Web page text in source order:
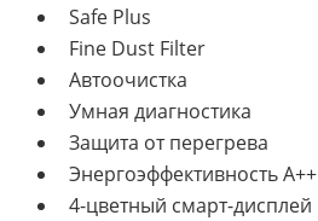
Safe Plus
Fine Dust Filter
Автоочистка
Умная диагностика
Защита от перегрева
Энергоэффективность А++
4-цветный смарт-дисплей